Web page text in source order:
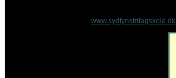
www.sydfynsfrifagskole.dk